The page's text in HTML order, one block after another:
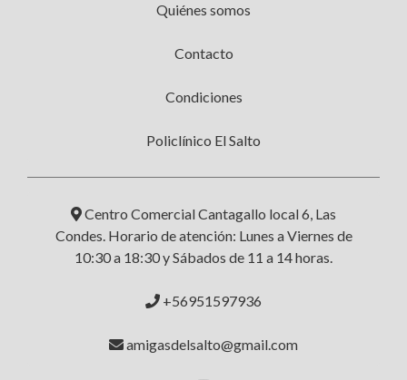
Quiénes somos
Contacto
Condiciones
Policlínico El Salto
Centro Comercial Cantagallo local 6, Las
Condes. Horario de atención: Lunes a Viernes de
10:30 a 18:30 y Sábados de 11 a 14 horas.
+56951597936
amigasdelsalto@gmail.com